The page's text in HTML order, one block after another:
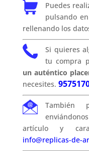
Puedes
pulsando
rellenando los
Si quieres
tu compra
un auténtico
necesites.
También
artículo y
info@replicas-de-